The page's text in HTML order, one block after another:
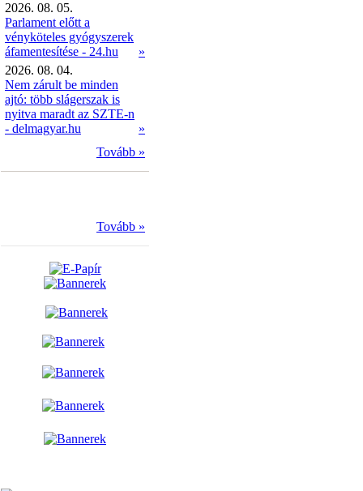
2026. 08. 05.
Parlament előtt a
vényköteles gyógyszerek
áfamentesítése - 24.hu
»
2026. 08. 04.
Nem zárult be minden
ajtó: több slágerszak is
nyitva maradt az SZTE-n
- delmagyar.hu
»
Tovább »
Tovább »